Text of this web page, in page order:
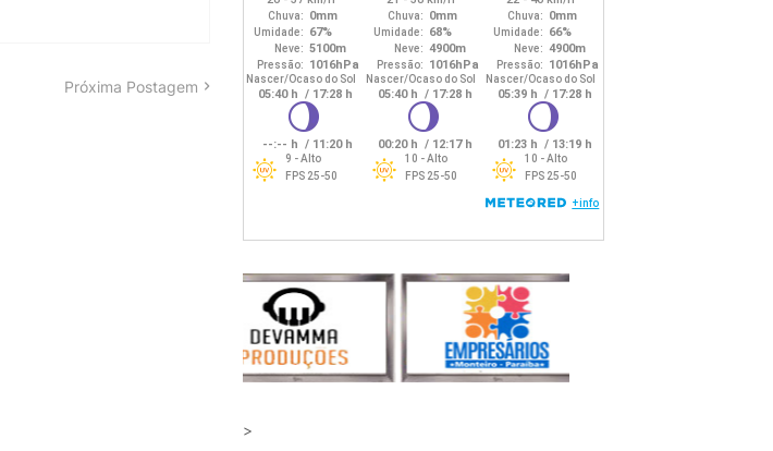
Próxima Postagem
>